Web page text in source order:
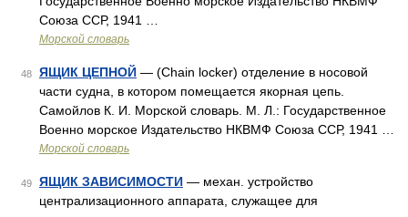
Союза ССР, 1941 …
Морской словарь
48 ЯЩИК ЦЕПНОЙ — (Chain locker) отделение в носовой
части судна, в котором помещается якорная цепь.
Самойлов К. И. Морской словарь. М. Л.: Государственное
Военно морское Издательство НКВМФ Союза ССР, 1941 …
Морской словарь
49 ЯЩИК ЗАВИСИМОСТИ — механ. устройство
централизационного аппарата, служащее для